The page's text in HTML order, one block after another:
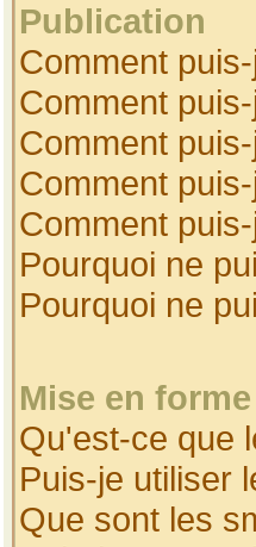
Publication
Comment
Comment
Comment
Comment
Comment
Pourquoi ne
Pourquoi ne
Mise en
Qu'est-ce que
Puis-je utiliser
Que sont les